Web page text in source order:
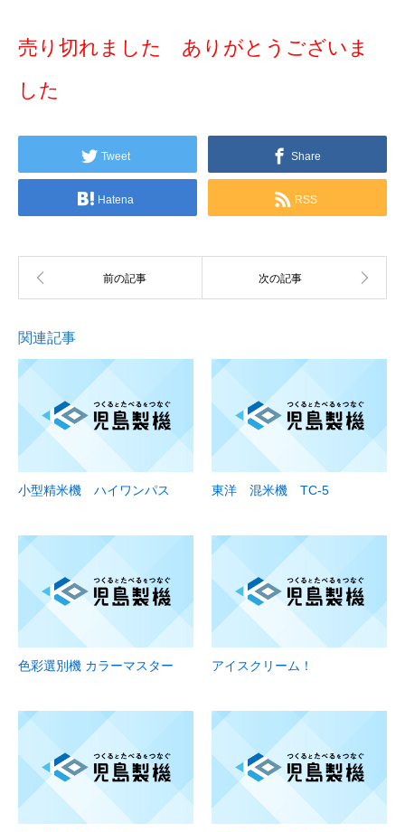
売り切れました ありがとうございま
した
Tweet Share
Hatena RSS
関連記事
小型精米機 ハイワンパス 東洋 混米機 TC-5
色彩選別機 カラーマスター アイスクリーム！